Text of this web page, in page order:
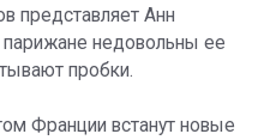
представляет Анн
недовольны ее
пробки.
Франции встанут новые